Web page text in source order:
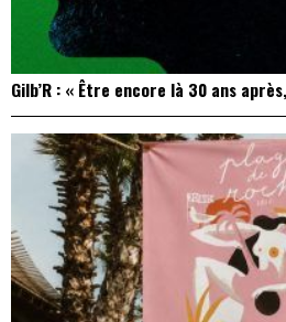
Gilb’R : « Être encore là 30 ans